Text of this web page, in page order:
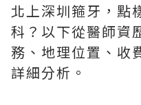
北上深圳箍牙，點
科？以下從醫師資
務、地理位置、收
詳細分析。